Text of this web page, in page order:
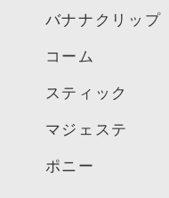
バナナクリップ
コーム
スティック
マジェステ
ポニー